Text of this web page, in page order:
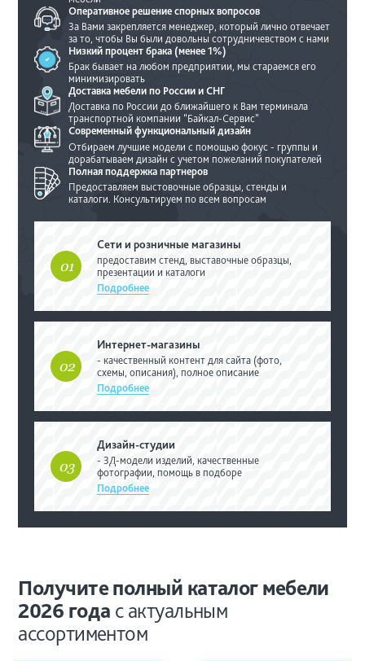
Оперативное решение спорных вопросов
За Вами закрепляется менеджер, который лично отвечает
за то, чтобы Вы были довольны сотрудничевством с нами
Низкий процент брака (менее 1%)
Брак бывает на любом предприятии, мы стараемся его
минимизировать
Доставка мебели по России и СНГ
Доставка по России до ближайшего к Вам терминала
транспортной компании “Байкал-Сервис”
Современный функциональный дизайн
Отбираем лучшие модели с помощью фокус - группы и
дорабатываем дизайн с учетом пожеланий покупателей
Полная поддержка партнеров
Предоставляем выстовочные образцы, стенды и
каталоги. Консультируем по всем вопросам
01
Сети и розничные магазины
предоставим стенд, выставочныеобразцы,
презентации и каталоги
Подробнее
02
Интернет-магазины
- качественный контент для сайта (фото,
схемы, описания), полное описание
Подробнее
03
Дизайн-студии
- 3Д-модели изделий, качественные
фотографии, помощь в подборе
Подробнее
Получите полный каталогмебели
2026 года сактуальным
ассортиментом